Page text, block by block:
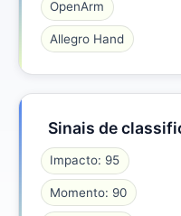
OpenArm
Allegro Hand
Sinais de
Impacto: 95
Momento: 90